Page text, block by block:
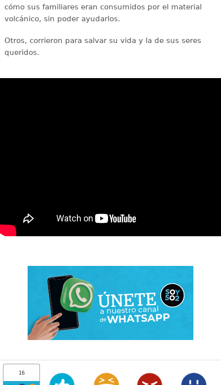
cómo sus familiares eran consumidos por el material
volcánico, sin poder ayudarlos.
Otros, corrieron para salvar su vida y la de sus seres
queridos.
16